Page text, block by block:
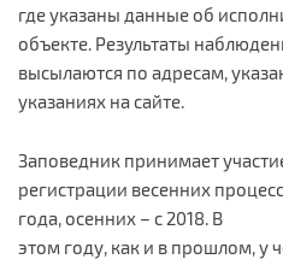
где указаны данные об
объекте. Результаты
высылаются по адресам,
указаниях на сайте.
Заповедник принимает
регистрации весенних
года, осенних – с 2018. В
этом году, как и в прошлом, у